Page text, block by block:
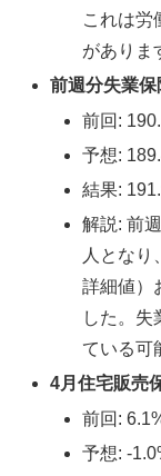
これは労
がありま
前週分失業
前回:
予想:
結果:
解説: 前
人とな
詳細値）
した。失
ている可
4月住宅販売
前回:
予想: -